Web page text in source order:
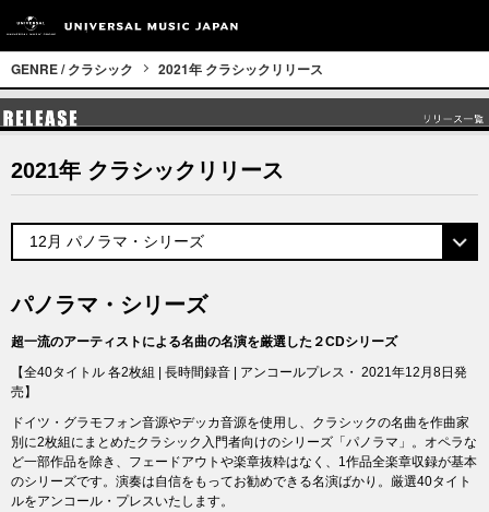
GENRE / クラシック 2021年 クラシックリリース
2021年 クラシックリリース
パノラマ・シリーズ
超一流のアーティストによる名曲の名演を厳選した２CDシリーズ
【全40タイトル 各2枚組 | 長時間録音 | アンコールプレス・ 2021年12月8日発
売】
ドイツ・グラモフォン音源やデッカ音源を使用し、クラシックの名曲を作曲家
別に2枚組にまとめたクラシック入門者向けのシリーズ「パノラマ」。オペラな
ど一部作品を除き、フェードアウトや楽章抜粋はなく、1作品全楽章収録が基本
のシリーズです。演奏は自信をもってお勧めできる名演ばかり。厳選40タイト
ルをアンコール・プレスいたします。